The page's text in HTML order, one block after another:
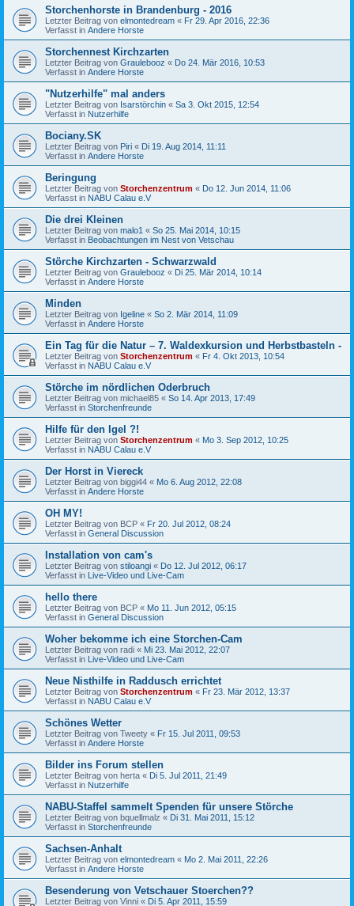
Storchenhorste in Brandenburg - 2016
Letzter Beitrag von elmontedream « Fr 29. Apr 2016, 22:36
Verfasst in Andere Horste
Storchennest Kirchzarten
Letzter Beitrag von Graulebooz « Do 24. Mär 2016, 10:53
Verfasst in Andere Horste
"Nutzerhilfe" mal anders
Letzter Beitrag von Isarstörchin « Sa 3. Okt 2015, 12:54
Verfasst in Nutzerhilfe
Bociany.SK
Letzter Beitrag von Piri « Di 19. Aug 2014, 11:11
Verfasst in Andere Horste
Beringung
Letzter Beitrag von Storchenzentrum « Do 12. Jun 2014, 11:06
Verfasst in NABU Calau e.V
Die drei Kleinen
Letzter Beitrag von malo1 « So 25. Mai 2014, 10:15
Verfasst in Beobachtungen im Nest von Vetschau
Störche Kirchzarten - Schwarzwald
Letzter Beitrag von Graulebooz « Di 25. Mär 2014, 10:14
Verfasst in Andere Horste
Minden
Letzter Beitrag von Igeline « So 2. Mär 2014, 11:09
Verfasst in Andere Horste
Ein Tag für die Natur – 7. Waldexkursion und Herbstbasteln -
Letzter Beitrag von Storchenzentrum « Fr 4. Okt 2013, 10:54
Verfasst in NABU Calau e.V
Störche im nördlichen Oderbruch
Letzter Beitrag von michael85 « So 14. Apr 2013, 17:49
Verfasst in Storchenfreunde
Hilfe für den Igel ?!
Letzter Beitrag von Storchenzentrum « Mo 3. Sep 2012, 10:25
Verfasst in NABU Calau e.V
Der Horst in Viereck
Letzter Beitrag von biggi44 « Mo 6. Aug 2012, 22:08
Verfasst in Andere Horste
OH MY!
Letzter Beitrag von BCP « Fr 20. Jul 2012, 08:24
Verfasst in General Discussion
Installation von cam's
Letzter Beitrag von stiloangi « Do 12. Jul 2012, 06:17
Verfasst in Live-Video und Live-Cam
hello there
Letzter Beitrag von BCP « Mo 11. Jun 2012, 05:15
Verfasst in General Discussion
Woher bekomme ich eine Storchen-Cam
Letzter Beitrag von radi « Mi 23. Mai 2012, 22:07
Verfasst in Live-Video und Live-Cam
Neue Nisthilfe in Raddusch errichtet
Letzter Beitrag von Storchenzentrum « Fr 23. Mär 2012, 13:37
Verfasst in NABU Calau e.V
Schönes Wetter
Letzter Beitrag von Tweety « Fr 15. Jul 2011, 09:53
Verfasst in Andere Horste
Bilder ins Forum stellen
Letzter Beitrag von herta « Di 5. Jul 2011, 21:49
Verfasst in Nutzerhilfe
NABU-Staffel sammelt Spenden für unsere Störche
Letzter Beitrag von bquellmalz « Di 31. Mai 2011, 15:12
Verfasst in Storchenfreunde
Sachsen-Anhalt
Letzter Beitrag von elmontedream « Mo 2. Mai 2011, 22:26
Verfasst in Andere Horste
Besenderung von Vetschauer Stoerchen??
Letzter Beitrag von Vinni « Di 5. Apr 2011, 15:59